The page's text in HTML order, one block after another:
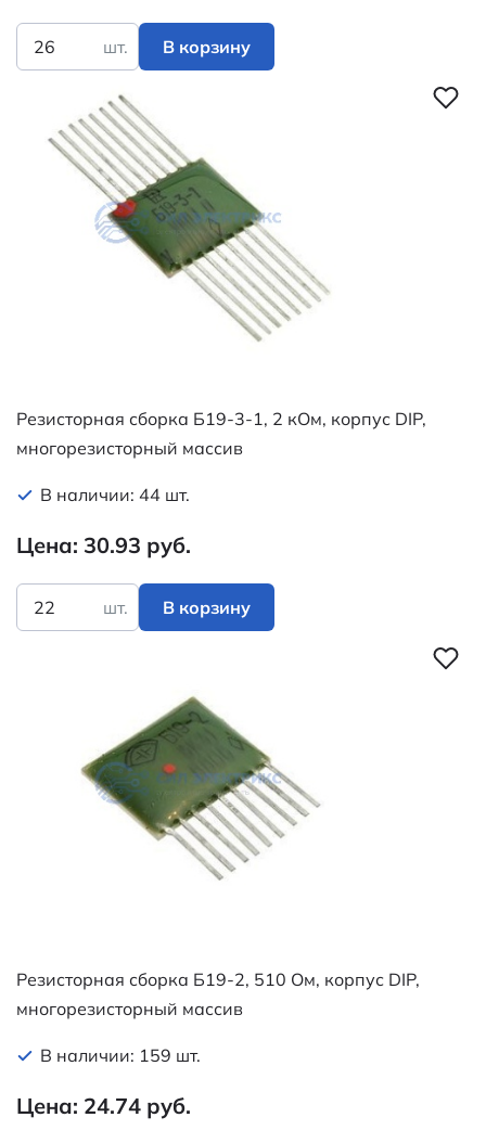
шт. В корзину
Резисторная сборка Б19-3-1, 2 кОм, корпус DIP,
многорезисторный массив
В наличии: 44 шт.
Цена: 30.93 руб.
шт. В корзину
Резисторная сборка Б19-2, 510 Ом, корпус DIP,
многорезисторный массив
В наличии: 159 шт.
Цена: 24.74 руб.